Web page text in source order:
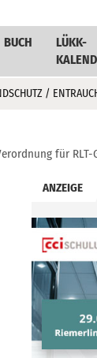
BUCH
LÜKK-
/
für
ANZEIGE